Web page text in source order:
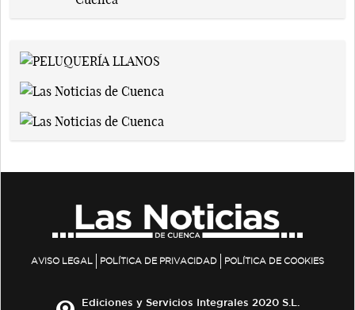
AVISO LEGAL POLÍTICA DE PRIVACIDAD POLÍTICA DE COOKIES
Ediciones y Servicios Integrales 2020 S.L.